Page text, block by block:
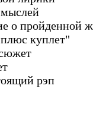
мыслей
о пройденной
куплет"
рэп